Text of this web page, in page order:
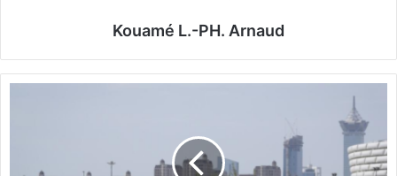
Kouamé L.-PH. Arnaud